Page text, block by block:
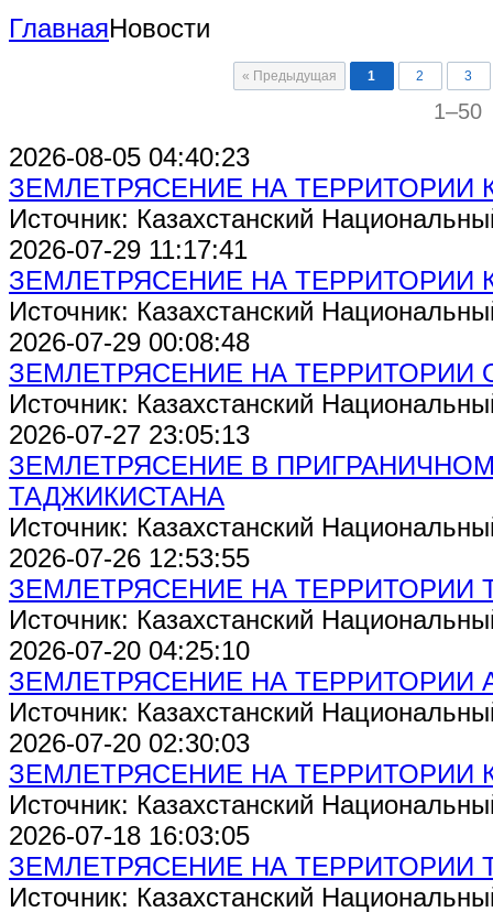
ГлавнаяНовости
« Предыдущая 1 2 3
1–50
2026-08-05 04:40:23
ЗЕМЛЕТРЯСЕНИЕ НА ТЕРРИТОРИИ
Источник: Казахстанский
2026-07-29 11:17:41
ЗЕМЛЕТРЯСЕНИЕ НА ТЕРРИТОРИИ
Источник: Казахстанский
2026-07-29 00:08:48
ЗЕМЛЕТРЯСЕНИЕ НА
Источник: Казахстанский
2026-07-27 23:05:13
ЗЕМЛЕТРЯСЕНИЕ В
ТАДЖИКИСТАНА
Источник: Казахстанский
2026-07-26 12:53:55
ЗЕМЛЕТРЯСЕНИЕ НА ТЕРРИТОРИИ
Источник: Казахстанский
2026-07-20 04:25:10
ЗЕМЛЕТРЯСЕНИЕ НА ТЕРРИТОРИИ
Источник: Казахстанский
2026-07-20 02:30:03
ЗЕМЛЕТРЯСЕНИЕ НА ТЕРРИТОРИИ
Источник: Казахстанский
2026-07-18 16:03:05
ЗЕМЛЕТРЯСЕНИЕ НА ТЕРРИТОРИИ
Источник: Казахстанский